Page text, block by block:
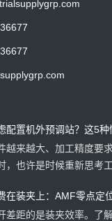
加工精度？一次讲清原
配置机外预调站？这5
越来越大、加工精度
，也许是时候重新思考工
在装夹上：AMF零点定
差距的是装夹效率。了